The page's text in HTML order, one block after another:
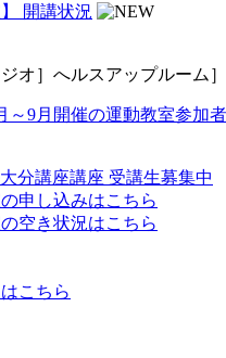
開講状況
オ］へルスアップルーム］
～9月開催の運動教室参加